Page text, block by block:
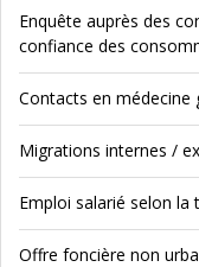
Enquête auprès des
confiance des
Contacts en médecine
Migrations internes /
Emploi salarié selon la
Offre foncière non